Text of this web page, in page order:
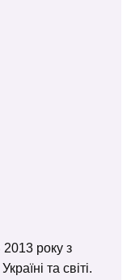
року з
та світі.